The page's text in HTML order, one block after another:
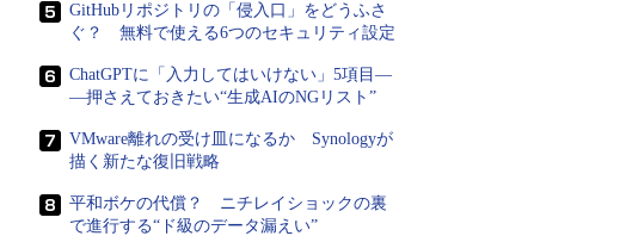
GitHubリポジトリの「侵入口」をどうふさ
ぐ？ 無料で使える6つのセキュリティ設定
ChatGPTに「入力してはいけない」5項目―
―押さえておきたい“生成AIのNGリスト”
VMware離れの受け皿になるか Synologyが
描く新たな復旧戦略
平和ボケの代償？ ニチレイショックの裏
で進行する“ド級のデータ漏えい”